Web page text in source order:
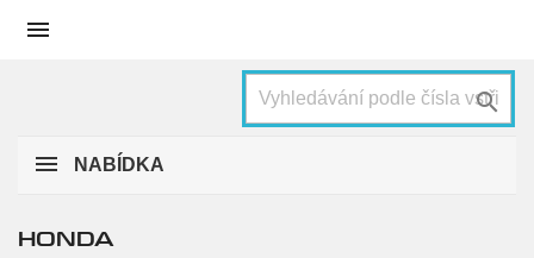


NABÍDKA
HONDA